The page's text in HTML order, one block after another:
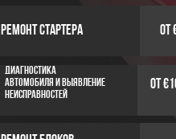
Диагностика
автомобиля и выявление
неисправностей
от
Ремонт стартера от